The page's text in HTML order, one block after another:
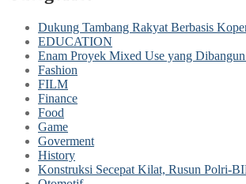
Dukung Tambang Rakyat Berbasis
EDUCATION
Enam Proyek Mixed Use yang
Fashion
FILM
Finance
Food
Game
Goverment
History
Konstruksi Secepat Kilat, Rusun Polri-